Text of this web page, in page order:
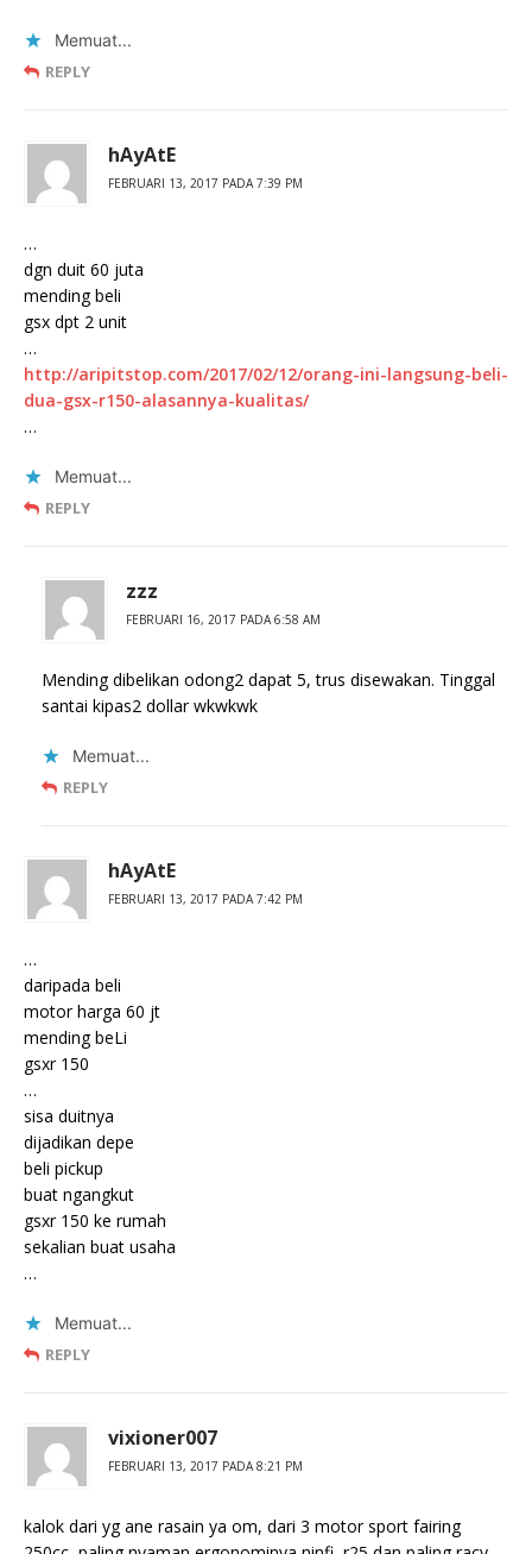
Memuat...
REPLY
hAyAtE
FEBRUARI 13, 2017 PADA 7:39 PM
…
dgn duit 60 juta
mending beli
gsx dpt 2 unit
…
http://aripitstop.com/2017/02/12/orang-ini-langsung-beli-
dua-gsx-r150-alasannya-kualitas/
…
Memuat...
REPLY
zzz
FEBRUARI 16, 2017 PADA 6:58 AM
Mending dibelikan odong2 dapat 5, trus disewakan. Tinggal
santai kipas2 dollar wkwkwk
Memuat...
REPLY
hAyAtE
FEBRUARI 13, 2017 PADA 7:42 PM
…
daripada beli
motor harga 60 jt
mending beLi
gsxr 150
…
sisa duitnya
dijadikan depe
beli pickup
buat ngangkut
gsxr 150 ke rumah
sekalian buat usaha
…
Memuat...
REPLY
vixioner007
FEBRUARI 13, 2017 PADA 8:21 PM
kalok dari yg ane rasain ya om, dari 3 motor sport fairing